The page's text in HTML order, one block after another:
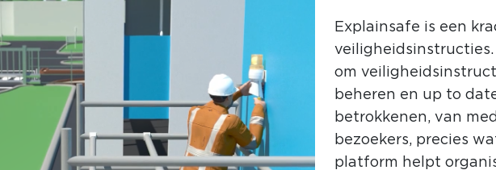
Explainsafe is een
om
beheren en up to
betrokkenen, van
bezoekers, precies
platform helpt